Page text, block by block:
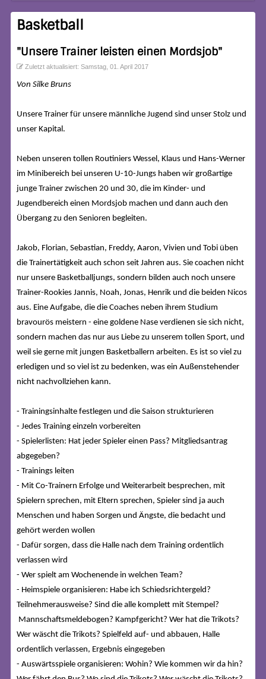
Basketball
"Unsere Trainer leisten einen Mordsjob"
Zuletzt aktualisiert: Samstag, 01. April 2017
Von Silke Bruns
Unsere Trainer für unsere männliche Jugend sind unser Stolz und
unser Kapital.
Neben unseren tollen Routiniers Wessel, Klaus und Hans-Werner
im Minibereich bei unseren U-10-Jungs haben wir großartige
junge Trainer zwischen 20 und 30, die im Kinder- und
Jugendbereich einen Mordsjob machen und dann auch den
Übergang zu den Senioren begleiten.
Jakob, Florian, Sebastian, Freddy, Aaron, Vivien und Tobi üben
die Trainertätigkeit auch schon seit Jahren aus. Sie coachen nicht
nur unsere Basketballjungs, sondern bilden auch noch unsere
Trainer-Rookies Jannis, Noah, Jonas, Henrik und die beiden Nicos
aus. Eine Aufgabe, die die Coaches neben ihrem Studium
bravourös meistern - eine goldene Nase verdienen sie sich nicht,
sondern machen das nur aus Liebe zu unserem tollen Sport, und
weil sie gerne mit jungen Basketballern arbeiten. Es ist so viel zu
erledigen und so viel ist zu bedenken, was ein Außenstehender
nicht nachvollziehen kann.
- Trainingsinhalte festlegen und die Saison strukturieren
- Jedes Training einzeln vorbereiten
- Spielerlisten: Hat jeder Spieler einen Pass? Mitgliedsantrag
abgegeben?
- Trainings leiten
- Mit Co-Trainern Erfolge und Weiterarbeit besprechen, mit
Spielern sprechen, mit Eltern sprechen, Spieler sind ja auch
Menschen und haben Sorgen und Ängste, die bedacht und
gehört werden wollen
- Dafür sorgen, dass die Halle nach dem Training ordentlich
verlassen wird
- Wer spielt am Wochenende in welchen Team?
- Heimspiele organisieren: Habe ich Schiedsrichtergeld?
Teilnehmerausweise? Sind die alle komplett mit Stempel?
Mannschaftsmeldebogen? Kampfgericht? Wer hat die Trikots?
Wer wäscht die Trikots? Spielfeld auf- und abbauen, Halle
ordentlich verlassen, Ergebnis eingegeben
- Auswärtsspiele organisieren: Wohin? Wie kommen wir da hin?